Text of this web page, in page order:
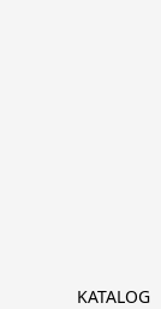
KATALOG